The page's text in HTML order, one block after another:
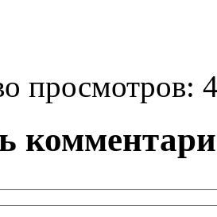
просмотров: